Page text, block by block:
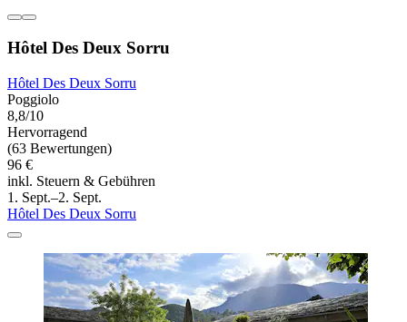
Hôtel Des Deux Sorru
Hôtel Des Deux Sorru
Poggiolo
8,8/10
Hervorragend
(63 Bewertungen)
96 €
inkl. Steuern & Gebühren
1. Sept.–2. Sept.
Hôtel Des Deux Sorru